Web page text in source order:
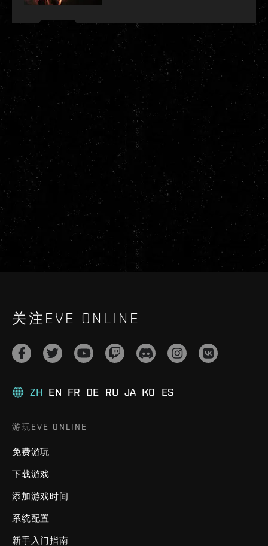
关注EVE ONLINE
ZH EN FR DE RU JA KO ES
游玩EVE ONLINE
免费游玩
下载游戏
添加游戏时间
系统配置
新手入门指南